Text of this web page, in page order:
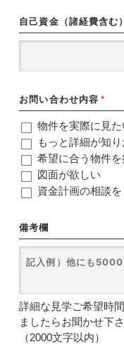
自己資金（諸経費含む）
お問い合わせ内容 *
物件を実際に見た
もっと詳細が知り
希望に合う物件
図面が欲しい
資金計画の相談
備考欄
詳細な見学ご希望時
ましたらお聞かせ下さ
（2000文字以内）